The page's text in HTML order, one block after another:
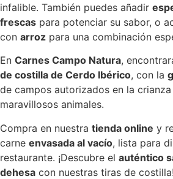
infalible. También puedes añadir
frescas para potenciar su sabor, o
con arroz para una combinación
En Carnes Campo Natura,
de costilla de Cerdo Ibérico, con la
de campos autorizados en la
maravillosos animales.
Compra en nuestra tienda online y
carne envasada al vacío, lista para
restaurante. ¡Descubre el auténtico
dehesa con nuestras tiras de costilla!